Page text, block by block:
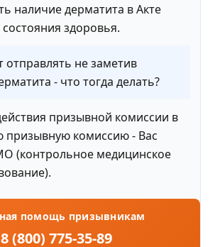
наличие дерматита в Акте
здоровья.
отправлять не заметив
- что тогда делать?
призывной комиссии в
комиссию - Вас
(контрольное медицинское
помощь призывникам
8 (800) 775-35-89